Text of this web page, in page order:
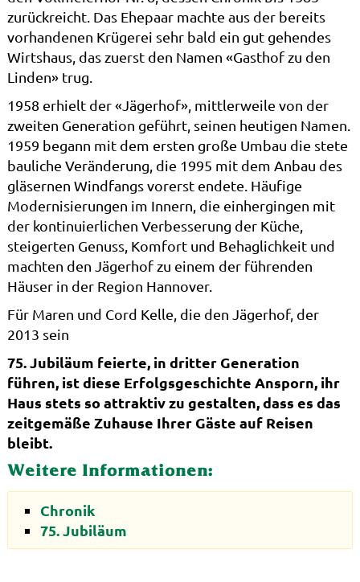
zurückreicht. Das Ehepaar machte aus der bereits
vorhandenen Krügerei sehr bald ein gut gehendes
Wirtshaus, das zuerst den Namen «Gasthof zu den
Linden» trug.
1958 erhielt der «Jägerhof», mittlerweile von der
zweiten Generation geführt, seinen heutigen Namen.
1959 begann mit dem ersten große Umbau die stete
bauliche Veränderung, die 1995 mit dem Anbau des
gläsernen Windfangs vorerst endete. Häufige
Modernisierungen im Innern, die einhergingen mit
der kontinuierlichen Verbesserung der Küche,
steigerten Genuss, Komfort und Behaglichkeit und
machten den Jägerhof zu einem der führenden
Häuser in der Region Hannover.
Für Maren und Cord Kelle, die den Jägerhof, der
2013 sein
75. Jubiläum feierte, in dritter Generation
führen, ist diese Erfolgsgeschichte Ansporn, ihr
Haus stets so attraktiv zu gestalten, dass es das
zeitgemäße Zuhause Ihrer Gäste auf Reisen
bleibt.
Weitere Informationen:
Chronik
75. Jubiläum